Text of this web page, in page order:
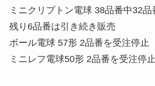
きる？値段はど
ミニクリプトン電球 38品番中32品
残り6品番は引き続き販売
ボール電球 57形 2品番を受注停止
ミニレフ電球50形 2品番を受注停止